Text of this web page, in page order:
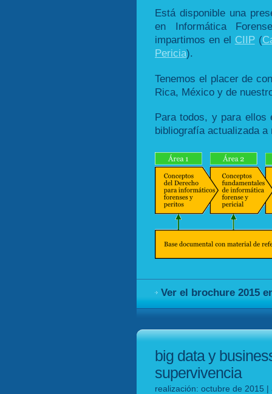
Está disponible una
en Informática
impartimos en el CIIP(
Pericia).
Tenemos el placer de
Rica, México y de
Para todos, y para ellos
bibliografía actualizada a
Ver el brochure 2015
big data y
supervivencia
realización: octubre de 2015